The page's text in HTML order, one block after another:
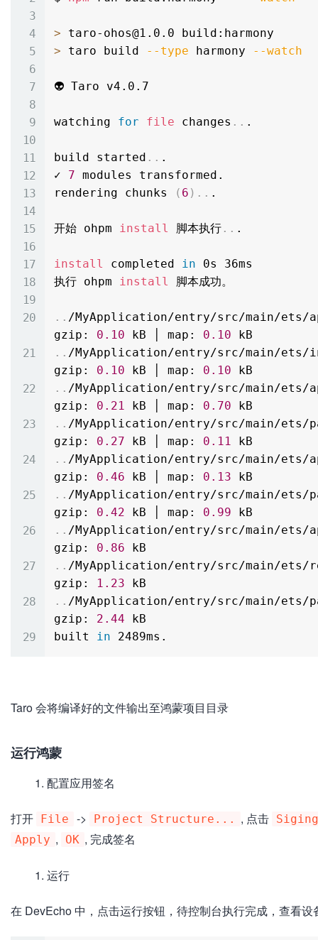
>
> taro build --type harmony --watch
👽 Taro v4.0.7
watching for file changes .. .
build started .. .
✓ 7 modules transformed.
rendering chunks
( 6 ) .. .
开始 ohpm install 脚本执行.. .
install completed in 0s 36ms
执行 ohpm install 脚本成功。
.. /MyApplication/entry/src/
gzip: 0.10 kB │ map: 0.10
.. /MyApplication/entry/src/
gzip: 0.10 kB │ map: 0.10
.. /MyApplication/entry/
gzip: 0.21 kB │ map: 0.70
.. /MyApplication/entry/src/main/ets/
gzip: 0.27 kB │ map: 0.11
.. /MyApplication/entry/src/
gzip: 0.46 kB │ map: 0.13
.. /MyApplication/entry/src/main/
gzip: 0.42 kB │ map: 0.99
.. /MyApplication/entry/
gzip: 0.86
.. /MyApplication/entry/
gzip:
1.23
.. /MyApplication/entry/src/
gzip: 2.44 kB
built in
Taro 会将编译好的文件输出至鸿蒙项目目录
运行鸿蒙
配置应用签名
打开 File -> Project Structure... , 点击
Apply , OK , 完成签名
运行
在 DevEcho 中，点击运行按钮，待控制台执行完成，查看